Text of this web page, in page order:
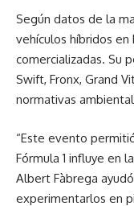
Según datos de la
vehículos híbridos en
comercializadas. Su
Swift, Fronx, Grand
normativas
“Este evento
Fórmula 1 influye en
Albert Fàbrega
experimentarlos en